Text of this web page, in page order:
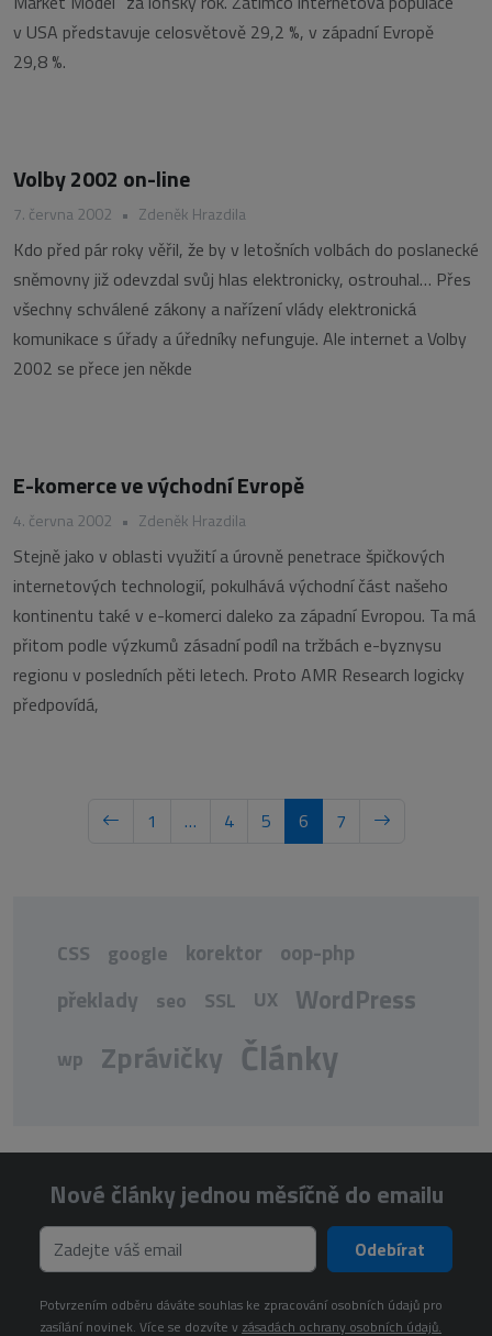
v USA představuje celosvětově 29,2 %, v západní Evropě
29,8 %.
Volby 2002 on-line
7. června 2002 • Zdeněk Hrazdila
Kdo před pár roky věřil, že by v letošních volbách do poslanecké
sněmovny již odevzdal svůj hlas elektronicky, ostrouhal… Přes
všechny schválené zákony a nařízení vlády elektronická
komunikace s úřady a úředníky nefunguje. Ale internet a Volby
2002 se přece jen někde
E-komerce ve východní Evropě
4. června 2002 • Zdeněk Hrazdila
Stejně jako v oblasti využití a úrovně penetrace špičkových
internetových technologií, pokulhává východní část našeho
kontinentu také v e-komerci daleko za západní Evropou. Ta má
přitom podle výzkumů zásadní podíl na tržbách e-byznysu
regionu v posledních pěti letech. Proto AMR Research logicky
předpovídá,
1 … 4 5 6 7
CSS google korektor oop-php
překlady seo SSL UX WordPress
wp Zprávičky Články
Nové články jednou měsíčně do emailu
Odebírat
Potvrzením odběru dáváte souhlas ke zpracování osobních údajů pro
zasílání novinek. Více se dozvíte v zásadách ochrany osobních údajů.